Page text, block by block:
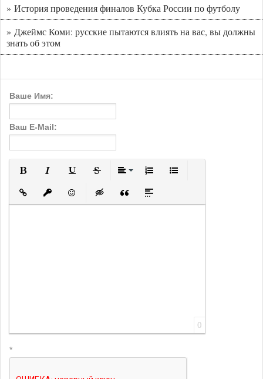
» История проведения финалов Кубка России по футболу
» Джеймс Коми: русские пытаются влиять на вас, вы должны
знать об этом
Ваше Имя:
Ваш E-Mail:
Вставить ссылку
Вставить защищенную ссылку
Вставить смайлик
Вставка скрытого текста
Вставка цитаты
Вставка спойлера
0
*